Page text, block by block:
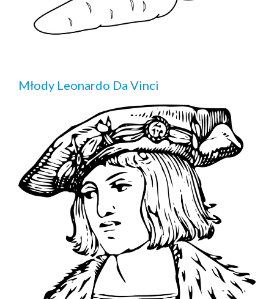
Młody Leonardo Da Vinci